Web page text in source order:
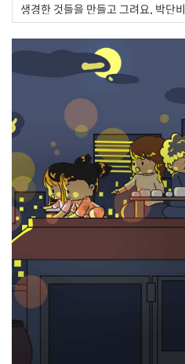
생경한 것들을 만들고 그려요, 박단비